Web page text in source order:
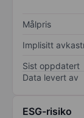
Målpris
Implisitt
Sist oppdatert
Data levert av
ESG-risiko